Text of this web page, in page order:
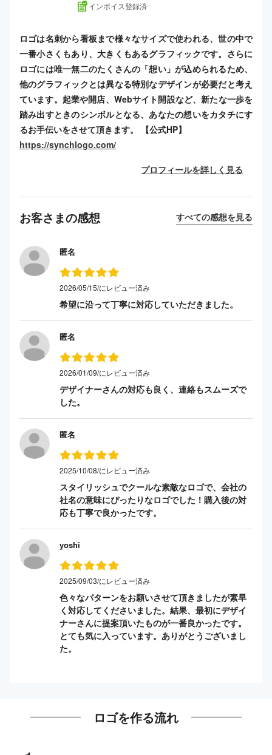
インボイス登録済
ロゴは名刺から看板まで様々なサイズで使われる、世の中で
一番小さくもあり、大きくもあるグラフィックです。さらに
ロゴには唯一無二のたくさんの「想い」が込められるため、
他のグラフィックとは異なる特別なデザインが必要だと考え
ています。起業や開店、Webサイト開設など、新たな一歩を
踏み出すときのシンボルとなる、あなたの想いをカタチにす
るお手伝いをさせて頂きます。 【公式HP】
https://synchlogo.com/
プロフィールを詳しく見る
お客さまの感想 すべての感想を見る
匿名
2026/05/15/にレビュー済み
希望に沿って丁寧に対応していただきました。
匿名
2026/01/09/にレビュー済み
デザイナーさんの対応も良く、連絡もスムーズで
した。
匿名
2025/10/08/にレビュー済み
スタイリッシュでクールな素敵なロゴで、会社の
社名の意味にぴったりなロゴでした！購入後の対
応も丁寧で良かったです。
yoshi
2025/09/03/にレビュー済み
色々なパターンをお願いさせて頂きましたが素早
く対応してくださいました。結果、最初にデザイ
ナーさんに提案頂いたものが一番良かったです。
とても気に入っています。ありがとうございまし
た。
ロゴを作る流れ